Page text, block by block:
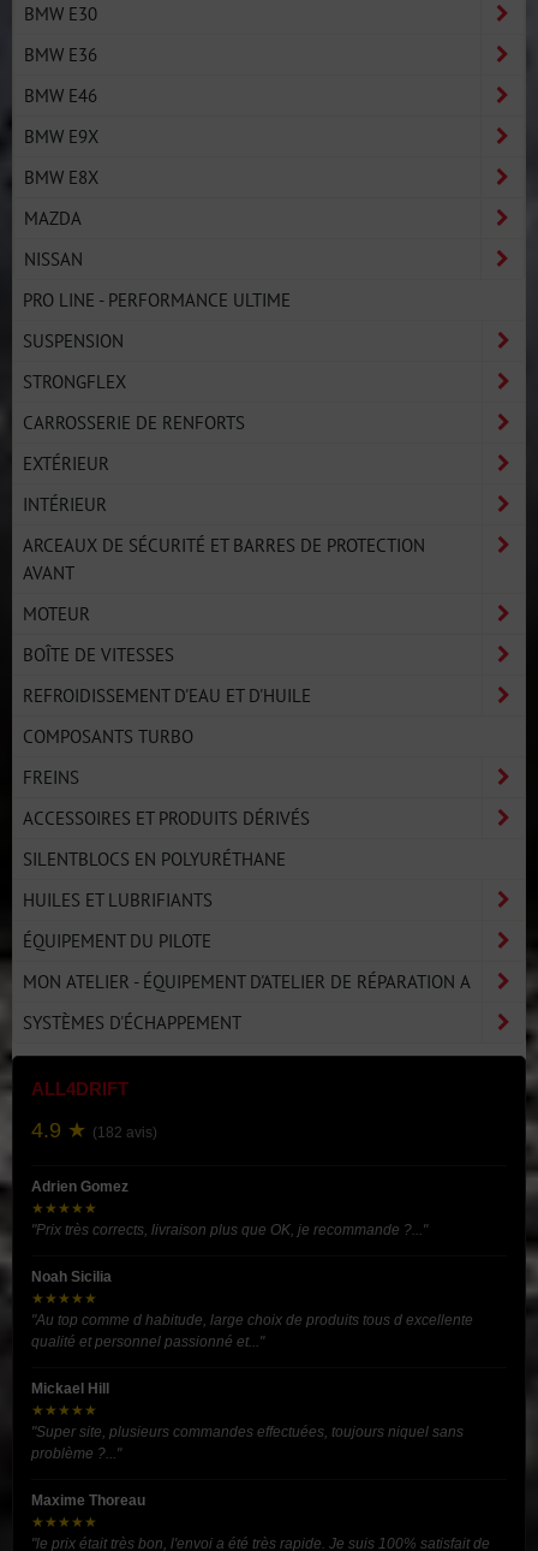
BMW E30
BMW E36
BMW E46
BMW E9X
BMW E8X
MAZDA
NISSAN
PRO LINE - PERFORMANCE ULTIME
SUSPENSION
STRONGFLEX
CARROSSERIE DE RENFORTS
EXTÉRIEUR
INTÉRIEUR
ARCEAUX DE SÉCURITÉ ET BARRES DE PROTECTION
AVANT
MOTEUR
BOÎTE DE VITESSES
REFROIDISSEMENT D'EAU ET D'HUILE
COMPOSANTS TURBO
FREINS
ACCESSOIRES ET PRODUITS DÉRIVÉS
SILENTBLOCS EN POLYURÉTHANE
HUILES ET LUBRIFIANTS
ÉQUIPEMENT DU PILOTE
MON ATELIER - ÉQUIPEMENT D'ATELIER DE RÉPARATION A
SYSTÈMES D'ÉCHAPPEMENT
ALL4DRIFT
4.9 ★ (182 avis)
Adrien Gomez
★★★★★
"Prix très corrects, livraison plus que OK, je recommande ?..."
Noah Sicilia
★★★★★
"Au top comme d habitude, large choix de produits tous d excellente
qualité et personnel passionné et..."
Mickael Hill
★★★★★
"Super site, plusieurs commandes effectuées, toujours niquel sans
problème ?..."
Maxime Thoreau
★★★★★
"le prix était très bon, l'envoi a été très rapide. Je suis 100% satisfait de